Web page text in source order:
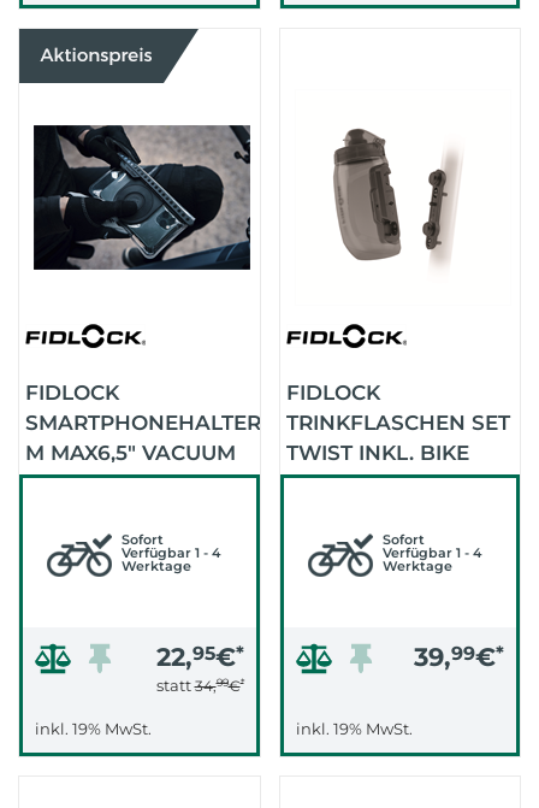
FIDLOCK
SMARTPHONEHALTER
M MAX6,5" VACUUM
UNI PHONE CASE
Sofort
Verfügbar 1 - 4
Werktage
22,95€*
statt34,99€*
inkl. 19% MwSt.
FIDLOCK
TRINKFLASCHEN SET
TWIST INKL. BIKE
BASE 450ML
Sofort
Verfügbar 1 - 4
Werktage
39,99€*
inkl. 19% MwSt.